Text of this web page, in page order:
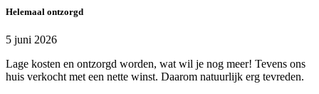
Helemaal ontzorgd
5 juni 2026
Lage kosten en ontzorgd worden, wat wil je nog meer! Tevens ons
huis verkocht met een nette winst. Daarom natuurlijk erg tevreden.